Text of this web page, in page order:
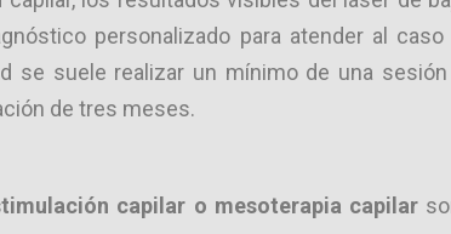
personalizado para atender al
se suele realizar un mínimo de una
de tres meses.
capilar o mesoterapia capilar